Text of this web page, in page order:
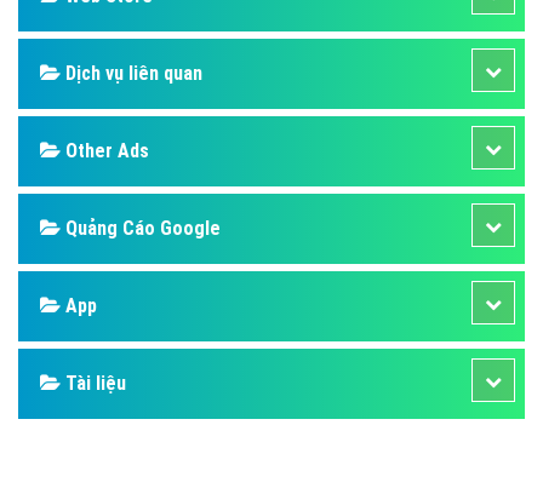
Design
SEO
Banner
Facebook
Google